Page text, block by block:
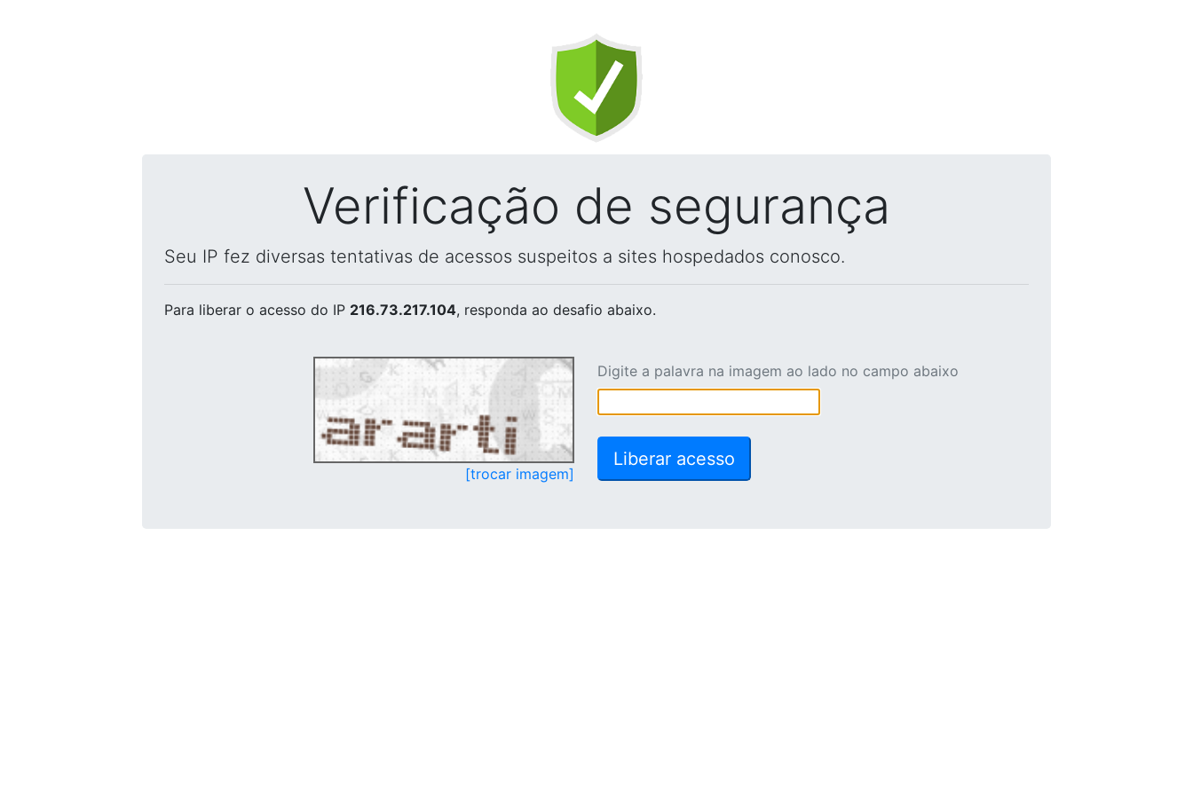
Verificação de segurança
Seu IP fez diversas tentativas de acessos suspeitos a sites hospedados conosco.
Para liberar o acesso do IP 216.73.217.104, responda ao desafio abaixo.
[trocar imagem]
Digite a palavra na imagem ao lado no campo abaixo